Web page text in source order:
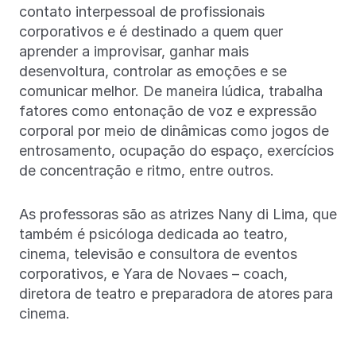
contato interpessoal de profissionais
corporativos e é destinado a quem quer
aprender a improvisar, ganhar mais
desenvoltura, controlar as emoções e se
comunicar melhor. De maneira lúdica, trabalha
fatores como entonação de voz e expressão
corporal por meio de dinâmicas como jogos de
entrosamento, ocupação do espaço, exercícios
de concentração e ritmo, entre outros.
As professoras são as atrizes Nany di Lima, que
também é psicóloga dedicada ao teatro,
cinema, televisão e consultora de eventos
corporativos, e Yara de Novaes – coach,
diretora de teatro e preparadora de atores para
cinema.